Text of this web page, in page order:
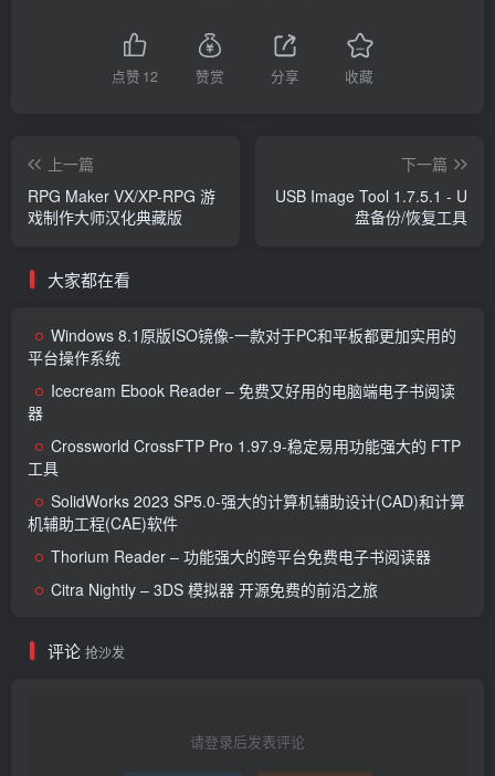
点赞 12 赞赏 分享 收藏
上一篇
RPG Maker VX/XP-RPG 游
戏制作大师汉化典藏版
下一篇
USB Image Tool 1.7.5.1 - U
盘备份/恢复工具
大家都在看
Windows 8.1原版ISO镜像-一款对于PC和平板都更加实用的
平台操作系统
Icecream Ebook Reader – 免费又好用的电脑端电子书阅读
器
Crossworld CrossFTP Pro 1.97.9-稳定易用功能强大的 FTP
工具
SolidWorks 2023 SP5.0-强大的计算机辅助设计(CAD)和计算
机辅助工程(CAE)软件
Thorium Reader – 功能强大的跨平台免费电子书阅读器
Citra Nightly – 3DS 模拟器 开源免费的前沿之旅
评论 抢沙发
请登录后发表评论